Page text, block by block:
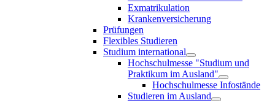
Exmatrikulation
Krankenversicherung
Prüfungen
Flexibles Studieren
Studium international
Hochschulmesse "Studium und
Praktikum im Ausland"
Hochschulmesse Infostände
Studieren im Ausland